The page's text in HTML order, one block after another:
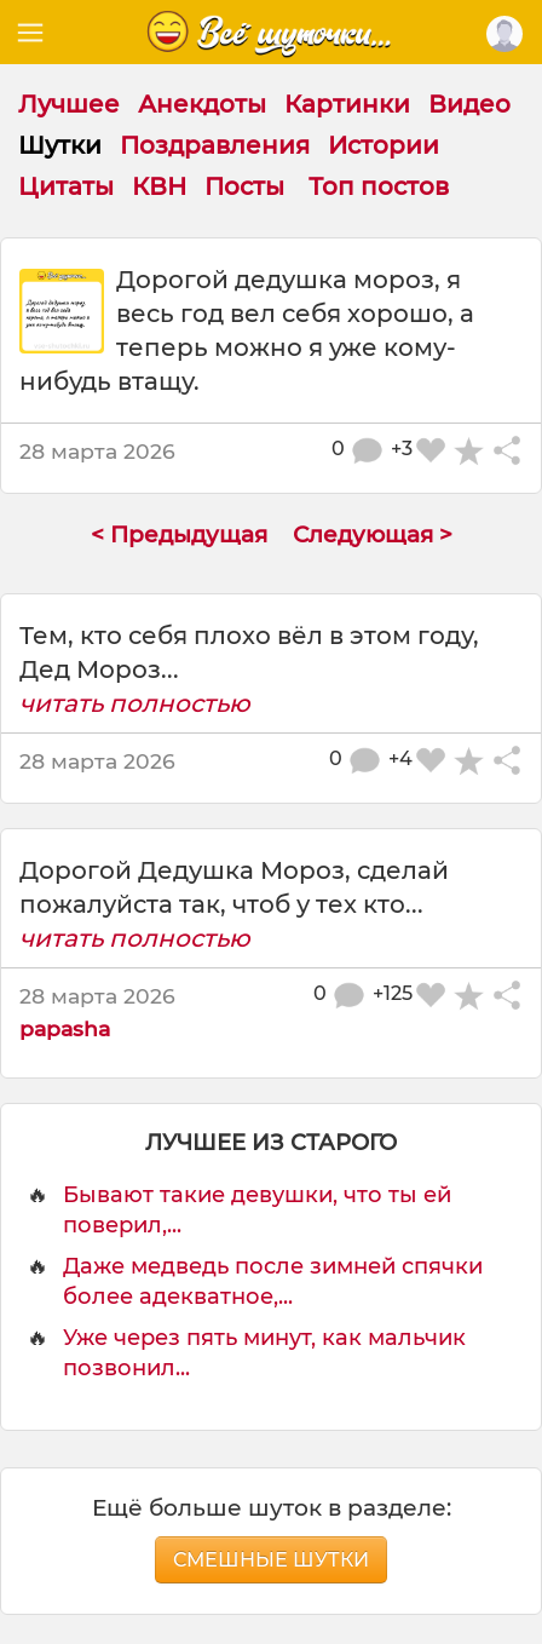
Лучшее Анекдоты Картинки
Видео
Шутки
Поздравления
Истории
Цитаты
КВН Посты Топ постов
Д
о
к
м
Дорогой дедушка мороз, я
весь год вел себя хорошо, а
теперь можно я уже кому-
нибудь втащу.
28 марта 2026 +3
0
< Предыдущая Следующая >
Тем, кто себя плохо вёл в этом году,
Дед Мороз...
читать полностью
28 марта 2026 +4
0
Дорогой Дедушка Мороз, сделай
пожалуйста так, чтоб у тех кто...
читать полностью
28 марта 2026
papasha
+125
0
ЛУЧШЕЕ ИЗ СТАРОГО
🔥
Бывают такие девушки, что ты ей
поверил,...
🔥
Даже медведь после зимней спячки
более адекватное,...
🔥
Уже через пять минут, как мальчик
позвонил...
Ещё больше шуток в разделе:
СМЕШНЫЕ ШУТКИ